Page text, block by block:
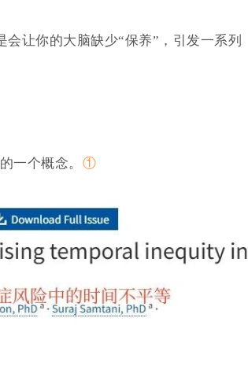
让你的大脑缺少“保养”，引发一系列
一个概念。 ①